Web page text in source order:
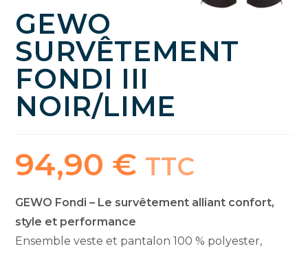
GEWO
SURVÊTEMENT
FONDI III
NOIR/LIME
94,90 € TTC
GEWO Fondi – Le survêtement alliant confort,
style et performance
Ensemble veste et pantalon 100 % polyester,